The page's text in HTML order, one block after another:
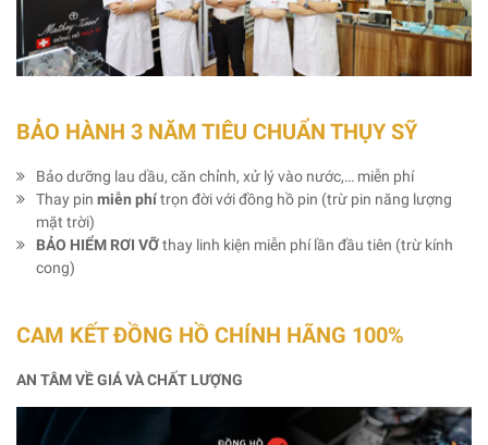
BẢO HÀNH 3 NĂM TIÊU CHUẨN THỤY SỸ
Bảo dưỡng lau dầu, căn chỉnh, xử lý vào nước,… miễn phí
Thay pin miễn phítrọn đời với đồng hồ pin (trừ pin năng lượng
mặt trời)
BẢO HIỂM RƠI VỠthay linh kiện miễn phí lần đầu tiên (trừ kính
cong)
CAM KẾT ĐỒNG HỒ CHÍNH HÃNG 100%
AN TÂM VỀ GIÁ VÀ CHẤT LƯỢNG